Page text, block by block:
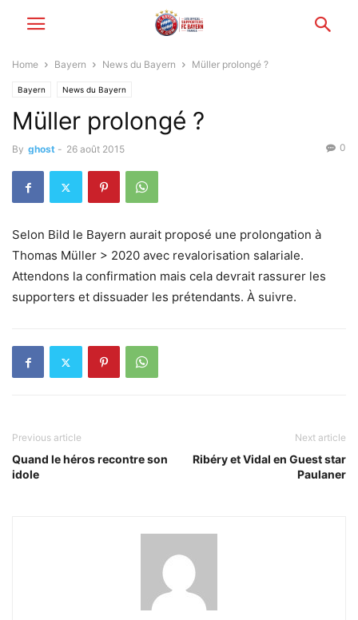
Home Bayern News du Bayern Müller prolongé ?
Bayern News du Bayern
Müller prolongé ?
By ghost - 26 août 2015 0
Selon Bild le Bayern aurait proposé une prolongation à
Thomas Müller > 2020 avec revalorisation salariale.
Attendons la confirmation mais cela devrait rassurer les
supporters et dissuader les prétendants. À suivre.
Previous article
Quand le héros recontre son
idole
Next article
Ribéry et Vidal en Guest star
Paulaner